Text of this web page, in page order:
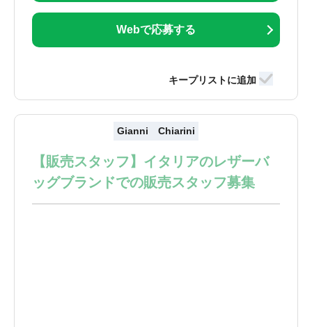
Webで応募する
Gianni Chiarini
【販売スタッフ】イタリアのレザーバ
ッグブランドでの販売スタッフ募集